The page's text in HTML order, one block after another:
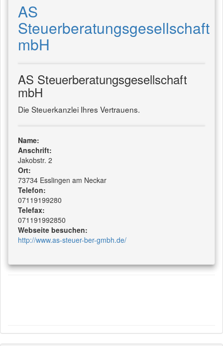
AS
Steuerberatungsgesellschaft
mbH
AS Steuerberatungsgesellschaft
mbH
Die Steuerkanzlei Ihres Vertrauens.
Name:
Anschrift:
Jakobstr. 2
Ort:
73734 Esslingen am Neckar
Telefon:
07119199280
Telefax:
071191992850
Webseite besuchen:
http://www.as-steuer-ber-gmbh.de/